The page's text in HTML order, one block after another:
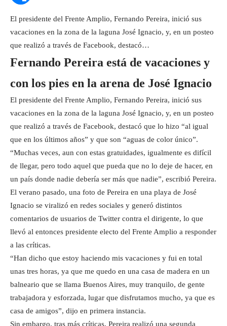
El presidente del Frente Amplio, Fernando Pereira, inició sus
vacaciones en la zona de la laguna José Ignacio, y, en un posteo
que realizó a través de Facebook, destacó…
Fernando Pereira está de vacaciones y
con los pies en la arena de José Ignacio
El presidente del Frente Amplio, Fernando Pereira, inició sus
vacaciones en la zona de la laguna José Ignacio, y, en un posteo
que realizó a través de Facebook, destacó que lo hizo “al igual
que en los últimos años” y que son “aguas de color único”.
“Muchas veces, aun con estas gratuidades, igualmente es difícil
de llegar, pero todo aquel que pueda que no lo deje de hacer, en
un país donde nadie debería ser más que nadie”, escribió Pereira.
El verano pasado, una foto de Pereira en una playa de José
Ignacio se viralizó en redes sociales y generó distintos
comentarios de usuarios de Twitter contra el dirigente, lo que
llevó al entonces presidente electo del Frente Amplio a responder
a las críticas.
“Han dicho que estoy haciendo mis vacaciones y fui en total
unas tres horas, ya que me quedo en una casa de madera en un
balneario que se llama Buenos Aires, muy tranquilo, de gente
trabajadora y esforzada, lugar que disfrutamos mucho, ya que es
casa de amigos”, dijo en primera instancia.
Sin embargo, tras más críticas, Pereira realizó una segunda